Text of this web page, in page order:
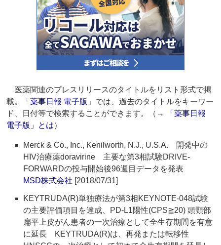
医薬関連のプレスリリースのタイトルをリスト形式で掲
載。「薬事日報 電子版 」では、過去のタイトルをキーワー
ド、日付等で検索することができます。（→
「薬事日報
電子版」とは）
Merck & Co., Inc., Kenilworth, N.J., U.S.A. 開発中の
HIV治療薬doravirine 主要な第3相試験DRIVE-
FORWARDの投与開始後96週目データを発表
MSD株式会社 [2018/07/31]
KEYTRUDA(R)単独療法が第3相KEYNOTE-048試験
の主要評価項目を達成、PD-L1陽性(CPS≧20) 頭頸部
扁平上皮がん患者の一次治療として全生存期間を有意
に延長 KEYTRUDA(R)は、再発または転移性